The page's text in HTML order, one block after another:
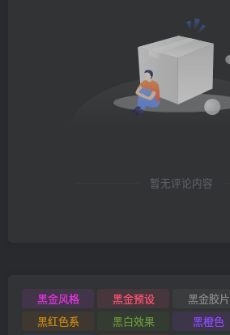
暂无评论内容
黑金风格 黑金预设 黑金胶片
黑红色系
黑白效果 黑橙色